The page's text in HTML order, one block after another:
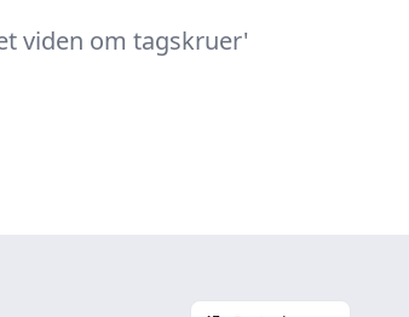
viden om tagskruer'